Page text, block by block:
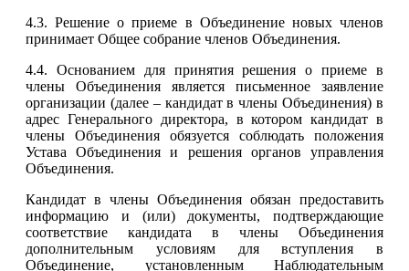
4.3. Решение о приеме в Объединение новых членов
принимает Общее собрание членов Объединения.
4.4. Основанием для принятия решения о приеме в
члены Объединения является письменное заявление
организации (далее – кандидат в члены Объединения) в
адрес Генерального директора, в котором кандидат в
члены Объединения обязуется соблюдать положения
Устава Объединения и решения органов управления
Объединения.
Кандидат в члены Объединения обязан предоставить
информацию и (или) документы, подтверждающие
соответствие кандидата в члены Объединения
дополнительным условиям для вступления в
Объединение, установленным Наблюдательным